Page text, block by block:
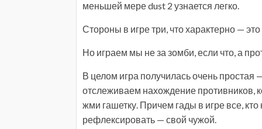
меньшей мере dust 2 узнается легко.
Стороны в игре три, что характерно —
Но играем мы не за зомби, если что, а
В целом игра получилась очень простая
отслеживаем нахождение противников,
жми гашетку. Причем гады в игре все,
рефлексировать — свой чужой.